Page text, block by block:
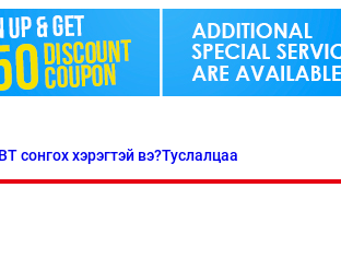
сонгох хэрэгтэй вэ?Туслалцаа